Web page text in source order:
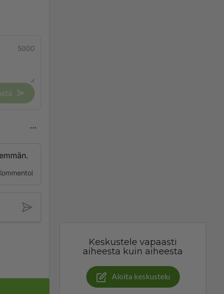
5000
Keskustele vapaasti
aiheesta kuin aiheesta
Aloita keskustelu